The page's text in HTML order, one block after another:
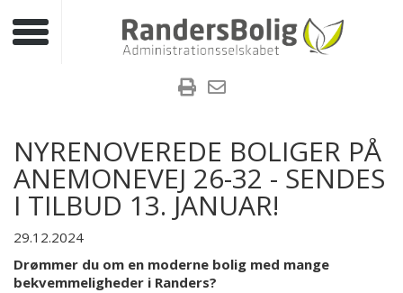
Toggle navigation
NYRENOVEREDE BOLIGER PÅ
ANEMONEVEJ 26-32 - SENDES
I TILBUD 13. JANUAR!
29.12.2024
Drømmer du om en moderne bolig med mange
bekvemmeligheder i Randers?